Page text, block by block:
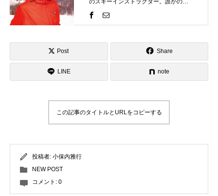
のスキーインストラクター。誰かの評
価を気にするものではなく自分の世界
観を表現するのがスキーそしてコブ。
て、自分のコブスタイルを見つけませ
んか？ゲレンデで見かけたらお気軽に
Post Share
LINE note
この記事のタイトルとURLをコピーする
投稿者: 小保内雅行
NEW POST
コメント: 0